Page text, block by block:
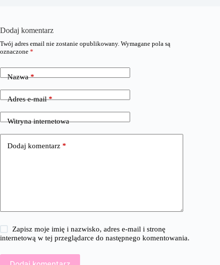
Dodaj komentarz
Twój adres email nie zostanie opublikowany. Wymagane pola są
oznaczone *
Nazwa*
Adres e-mail*
Witryna internetowa
Dodaj komentarz *
Zapisz moje imię i nazwisko, adres e-mail i stronę
internetową w tej przeglądarce do następnego komentowania.